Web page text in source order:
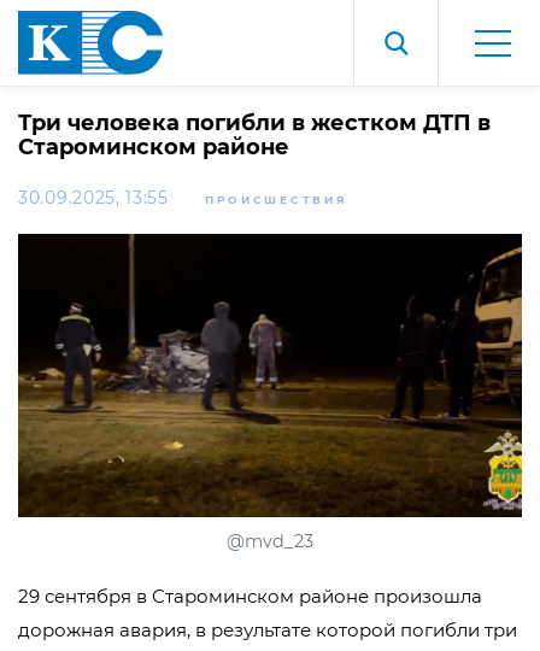
Три человека погибли в жестком ДТП в
Староминском районе
30.09.2025, 13:55 ПРОИСШЕСТВИЯ
@mvd_23
29 сентября в Староминском районе произошла
дорожная авария, в результате которой погибли три